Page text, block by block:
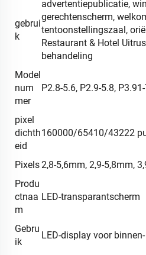
gebrui
k
advertentiepublicatie,
gerechtenscherm,
tentoonstellingszaal,
Restaurant & Hotel
behandeling
Model
num
mer
P2.8-5.6, P2.9-5.8,
pixel
dichth
eid
160000/65410/43222
Pixels2,8-5,6mm, 2,9-5,8mm,
Produ
ctnaa
m
LED-transparantscherm
Gebru
ik
LED-display voor